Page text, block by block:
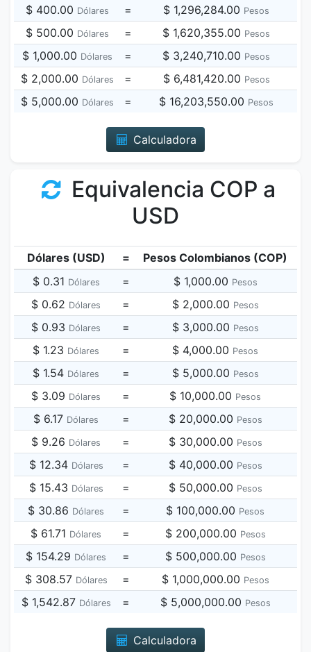
$ 400.00 Dólares = $ 1,296,284.00 Pesos
$ 500.00 Dólares = $ 1,620,355.00 Pesos
$ 1,000.00 Dólares = $ 3,240,710.00 Pesos
$ 2,000.00 Dólares = $ 6,481,420.00 Pesos
$ 5,000.00 Dólares = $ 16,203,550.00 Pesos
Calculadora
Equivalencia COP a
USD
Dólares (USD) =
Pesos Colombianos (COP)
$ 0.31 Dólares = $ 1,000.00 Pesos
$ 0.62 Dólares = $ 2,000.00 Pesos
$ 0.93 Dólares = $ 3,000.00 Pesos
$ 1.23 Dólares = $ 4,000.00 Pesos
$ 1.54 Dólares = $ 5,000.00 Pesos
$ 3.09 Dólares = $ 10,000.00 Pesos
$ 6.17 Dólares = $ 20,000.00 Pesos
$ 9.26 Dólares = $ 30,000.00 Pesos
$ 12.34 Dólares = $ 40,000.00 Pesos
$ 15.43 Dólares = $ 50,000.00 Pesos
$ 30.86 Dólares = $ 100,000.00 Pesos
$ 61.71 Dólares = $ 200,000.00 Pesos
$ 154.29 Dólares = $ 500,000.00 Pesos
$ 308.57 Dólares = $ 1,000,000.00 Pesos
$ 1,542.87 Dólares = $ 5,000,000.00 Pesos
Calculadora